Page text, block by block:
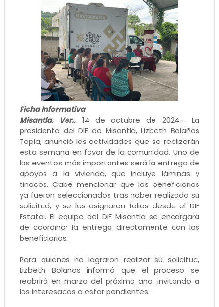
Ficha Informativa
Misantla, Ver., 14 de octubre de 2024.– La
presidenta del DIF de Misantla, Lizbeth Bolaños
Tapia, anunció las actividades que se realizarán
esta semana en favor de la comunidad. Uno de
los eventos más importantes será la entrega de
apoyos a la vivienda, que incluye láminas y
tinacos. Cabe mencionar que los beneficiarios
ya fueron seleccionados tras haber realizado su
solicitud, y se les asignaron folios desde el DIF
Estatal. El equipo del DIF Misantla se encargará
de coordinar la entrega directamente con los
beneficiarios.
Para quienes no lograron realizar su solicitud,
Lizbeth Bolaños informó que el proceso se
reabrirá en marzo del próximo año, invitando a
los interesados a estar pendientes.